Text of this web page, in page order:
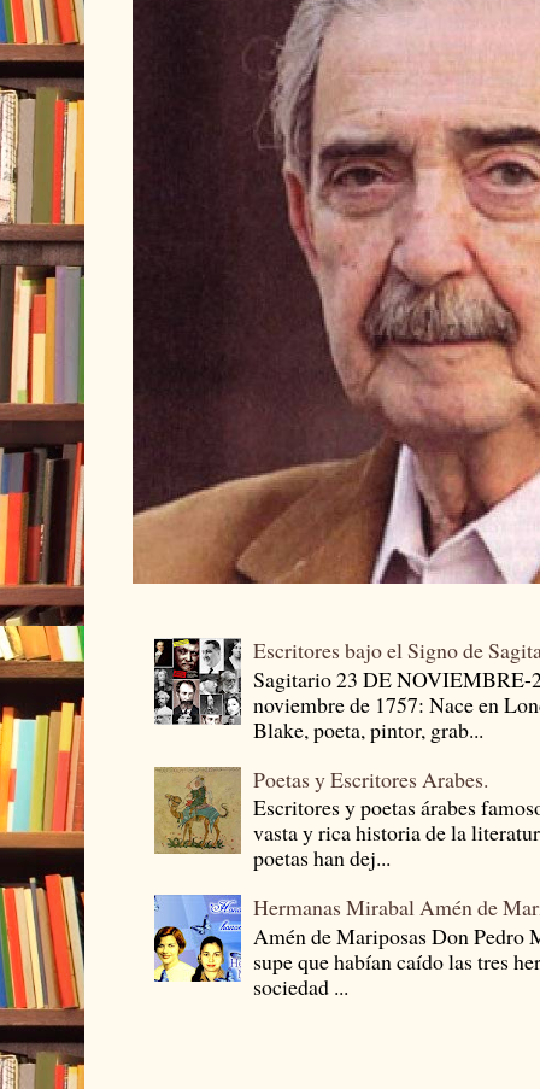
Escritores bajo el Signo de
Sagitario 23 DE
noviembre de 1757: Nace en
Blake, poeta, pintor, grab...
Poetas y Escritores Arabes.
Escritores y poetas árabes
vasta y rica historia de la
poetas han dej...
Hermanas Mirabal Amén de
Amén de Mariposas Don
supe que habían caído las tres
sociedad ...